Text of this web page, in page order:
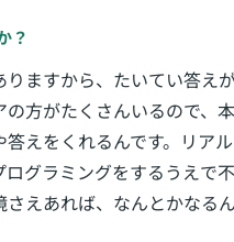
？
ますから、たいてい答え
方がたくさんいるので、
えをくれるんです。リア
グラミングをするうえで
えあれば、なんとかなる